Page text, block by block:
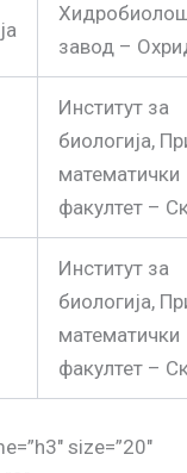
завод –
Институт за
биологија,
математички
факултет –
Институт за
биологија,
математички
факултет –
size=”20″